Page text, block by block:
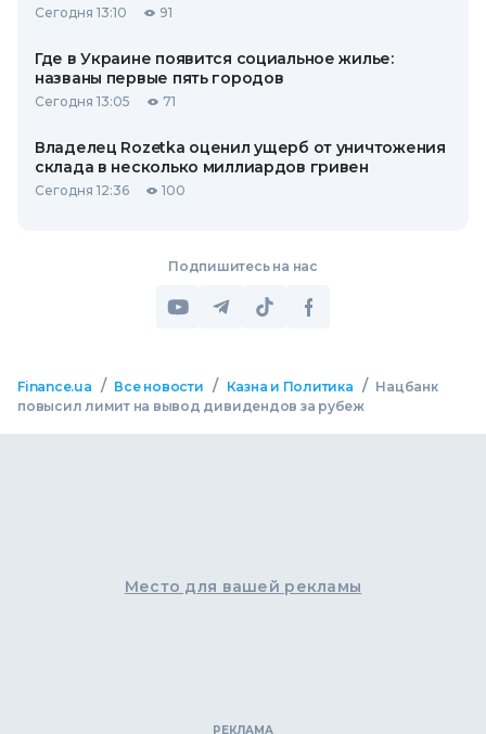
Сегодня 13:10 91
Где в Украине появится социальное жилье:
названы первые пять городов
Сегодня 13:05 71
Владелец Rozetka оценил ущерб от уничтожения
склада в несколько миллиардов гривен
Сегодня 12:36 100
Подпишитесь на нас
Finance.ua / Все новости / Казна и Политика / Нацбанк
повысил лимит на вывод дивидендов за рубеж
Место для вашей рекламы